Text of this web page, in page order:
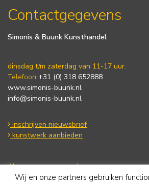
Contactgegevens
Simonis & Buunk Kunsthandel
dinsdag t/m zaterdag van 11-17 uur.
Telefoon +31 (0) 318 652888
www.simonis-buunk.nl
info@simonis-buunk.nl
inschrijven nieuwsbrief
kunstwerk aanbieden
Algemene voorwaarden
Privacy statement
Wij en onze partners gebruiken